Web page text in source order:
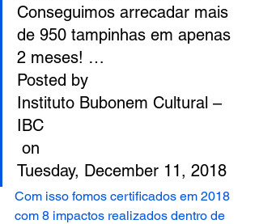
Conseguimos arrecadar mais
de 950 tampinhas em apenas
2 meses! …
Posted by
Instituto Bubonem Cultural –
IBC
on
Tuesday, December 11, 2018
Com isso fomos certificados em 2018
com 8 impactos realizados dentro de